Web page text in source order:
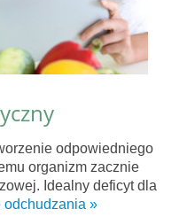
odpowiedniego
organizm zacznie
Idealny deficyt dla
odchudzania »